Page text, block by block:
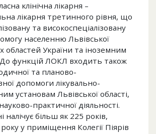
клінічна лікарня –
лікарня третинного рівня, що
та високоспеціалізовану
населенню Львівської
областей України та іноземним
функцій ЛОКЛ входить також
та планово-
допомоги лікувально-
установам Львівської області,
практичної діяльності.
налічує більш як 225 років,
у приміщення Колегії Піярів